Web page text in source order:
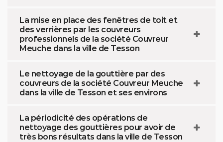
La mise en place des fenêtres de toit et
des verrières par les couvreurs
professionnels de la société Couvreur
Meuche dans la ville de Tesson
Le nettoyage de la gouttière par des
couvreurs de la société Couvreur Meuche
dans la ville de Tesson et ses environs
La périodicité des opérations de
nettoyage des gouttières pour avoir de
très bons résultats dans la ville de Tesson